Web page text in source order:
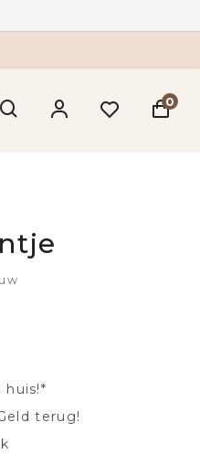
0
huis!*
terug!